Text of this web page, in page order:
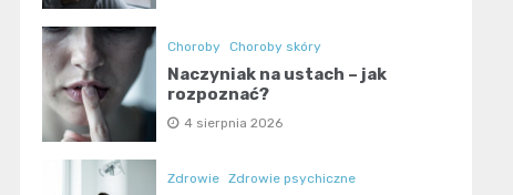
Choroby Choroby skóry
Naczyniak na ustach – jak
rozpoznać?
4 sierpnia 2026
Zdrowie Zdrowie psychiczne